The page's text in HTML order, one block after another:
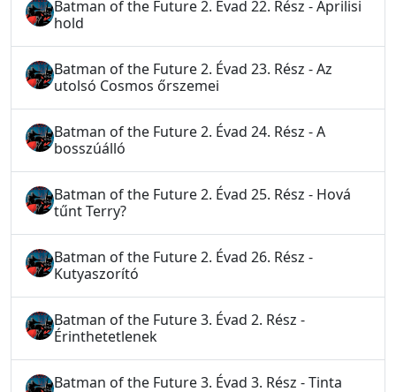
Batman of the Future 2. Évad 22. Rész - Áprilisi
hold
Batman of the Future 2. Évad 23. Rész - Az
utolsó Cosmos őrszemei
Batman of the Future 2. Évad 24. Rész - A
bosszúálló
Batman of the Future 2. Évad 25. Rész - Hová
tűnt Terry?
Batman of the Future 2. Évad 26. Rész -
Kutyaszorító
Batman of the Future 3. Évad 2. Rész -
Érinthetetlenek
Batman of the Future 3. Évad 3. Rész - Tinta